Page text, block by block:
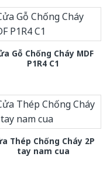
Gỗ Chống Cháy MDF
P1R4 C1
Thép Chống Cháy 2P
tay nam cua